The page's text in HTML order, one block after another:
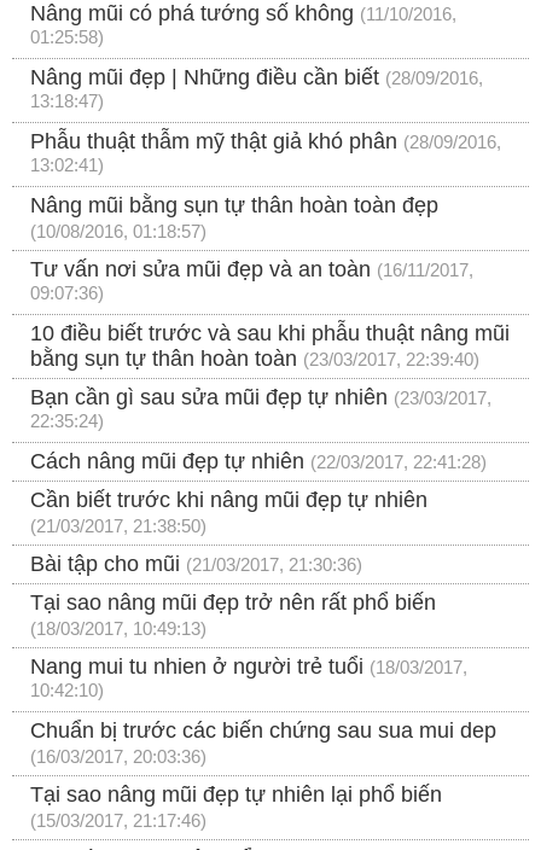
Nâng mũi có phá tướng số không (11/10/2016,
01:25:58)
Nâng mũi đẹp | Những điều cần biết (28/09/2016,
13:18:47)
Phẫu thuật thẫm mỹ thật giả khó phân (28/09/2016,
13:02:41)
Nâng mũi bằng sụn tự thân hoàn toàn đẹp
(10/08/2016, 01:18:57)
Tư vấn nơi sửa mũi đẹp và an toàn (16/11/2017,
09:07:36)
10 điều biết trước và sau khi phẫu thuật nâng mũi
bằng sụn tự thân hoàn toàn (23/03/2017, 22:39:40)
Bạn cần gì sau sửa mũi đẹp tự nhiên (23/03/2017,
22:35:24)
Cách nâng mũi đẹp tự nhiên (22/03/2017, 22:41:28)
Cần biết trước khi nâng mũi đẹp tự nhiên
(21/03/2017, 21:38:50)
Bài tập cho mũi (21/03/2017, 21:30:36)
Tại sao nâng mũi đẹp trở nên rất phổ biến
(18/03/2017, 10:49:13)
Nang mui tu nhien ở người trẻ tuổi (18/03/2017,
10:42:10)
Chuẩn bị trước các biến chứng sau sua mui dep
(16/03/2017, 20:03:36)
Tại sao nâng mũi đẹp tự nhiên lại phổ biến
(15/03/2017, 21:17:46)